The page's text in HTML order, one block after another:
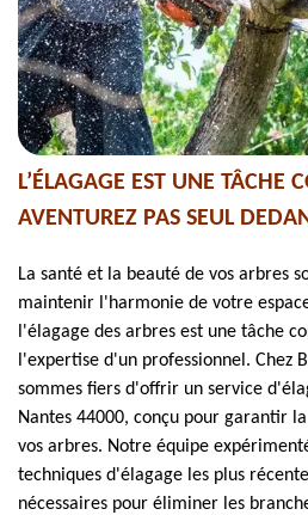
L’ÉLAGAGE EST UNE TÂCHE
AVENTUREZ PAS SEUL
La santé et la beauté de vos arbres
maintenir l'harmonie de votre
l'élagage des arbres est une tâche
l'expertise d'un professionnel. Chez
sommes fiers d'offrir un service
Nantes 44000, conçu pour garantir
vos arbres. Notre équipe
techniques d'élagage les plus
nécessaires pour éliminer les